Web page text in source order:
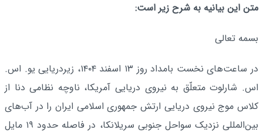
متن این بیانیه به شرح زیر است:
بسمه تعالی
در ساعت‌های نخست بامداد روز ۱۳ اسفند ۱۴۰۴، زیردریایی یو. اس.
اس. شارلوت متعلّق به نیروی دریایی آمریکا، ناوچه نظامی دنا از
کلاس موج نیروی دریایی ارتش جمهوری اسلامی ایران را در آب‌های
بین‌المللی نزدیک سواحل جنوبی سریلانکا، در فاصله حدود ۱۹ مایل